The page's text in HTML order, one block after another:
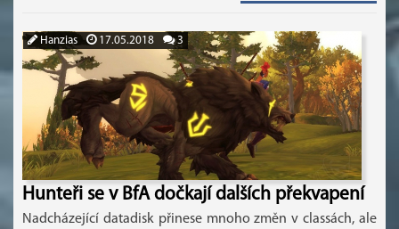
Hanzias 17.05.2018 3
Hunteři se v BfA dočkají dalších překvapení
Nadcházející datadisk přinese mnoho změn v classách, ale